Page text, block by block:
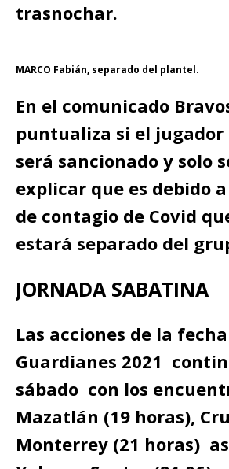
trasnochar.
MARCO Fabián, separado del plantel.
En el comunicado
puntualiza si el jugador
será sancionado y solo
explicar que es debido
de contagio de Covid
estará separado del
JORNADA SABATINA
Las acciones de la
Guardianes 2021
sábado con los
Mazatlán (19 horas),
Monterrey (21 horas)